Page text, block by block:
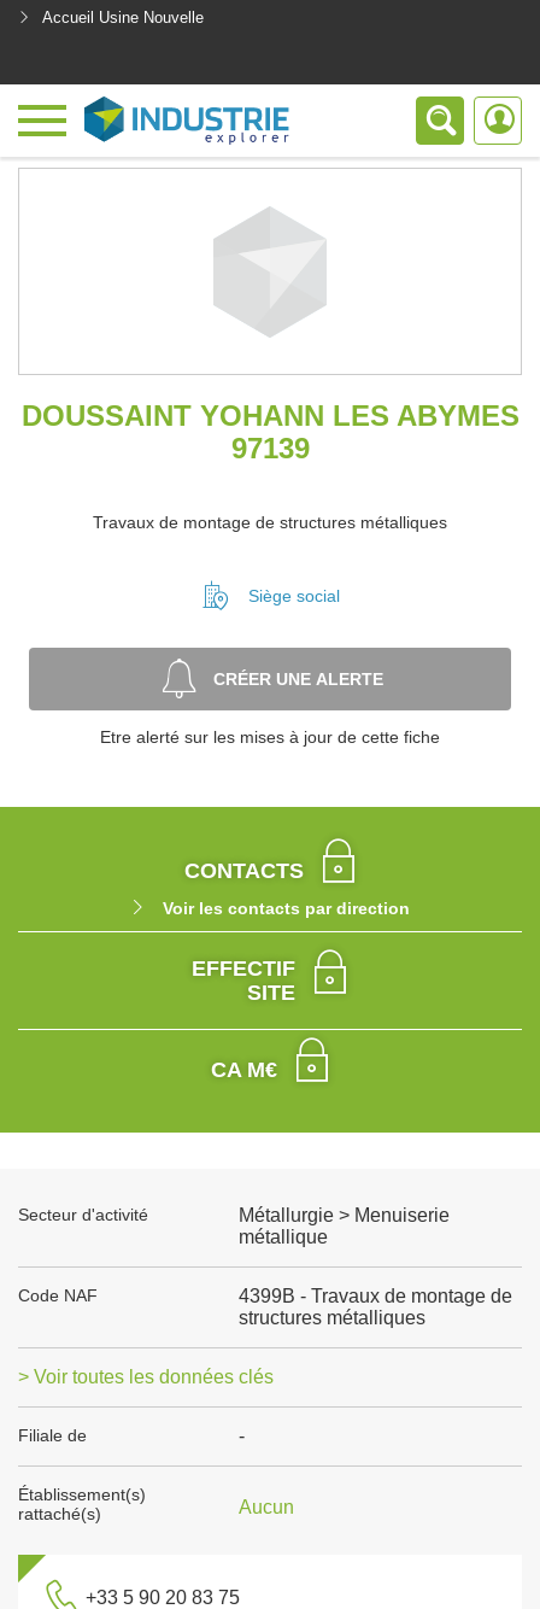
Accueil Usine Nouvelle
DOUSSAINT YOHANN LES ABYMES
97139
Travaux de montage de structures métalliques
Siège social
CRÉER UNE ALERTE
Etre alerté sur les mises à jour de cette fiche
CONTACTS
Voir les contacts par direction
EFFECTIF
SITE
CA M€
Secteur d'activité
Métallurgie > Menuiserie
métallique
Code NAF
4399B - Travaux de montage de
structures métalliques
> Voir toutes les données clés
Filiale de -
Établissement(s)
rattaché(s)
Aucun
+33 5 90 20 83 75